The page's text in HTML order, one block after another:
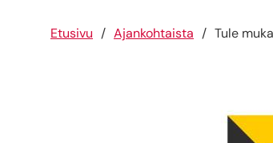
Etusivu Ajankohtaista Tule